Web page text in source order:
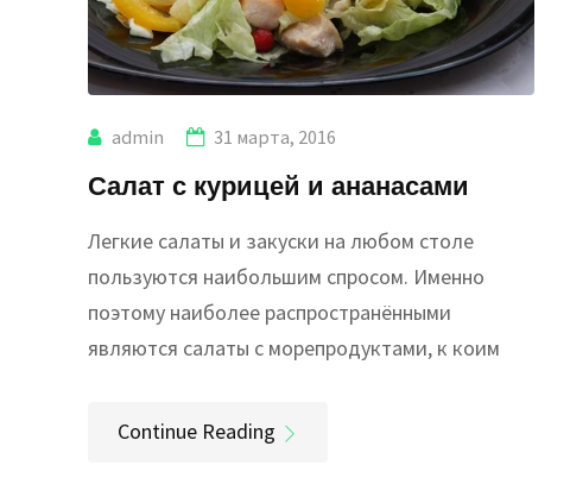
admin 31 марта, 2016
Салат с курицей и ананасами
Легкие салаты и закуски на любом столе
пользуются наибольшим спросом. Именно
поэтому наиболее распространёнными
являются салаты с морепродуктами, к коим
Continue Reading